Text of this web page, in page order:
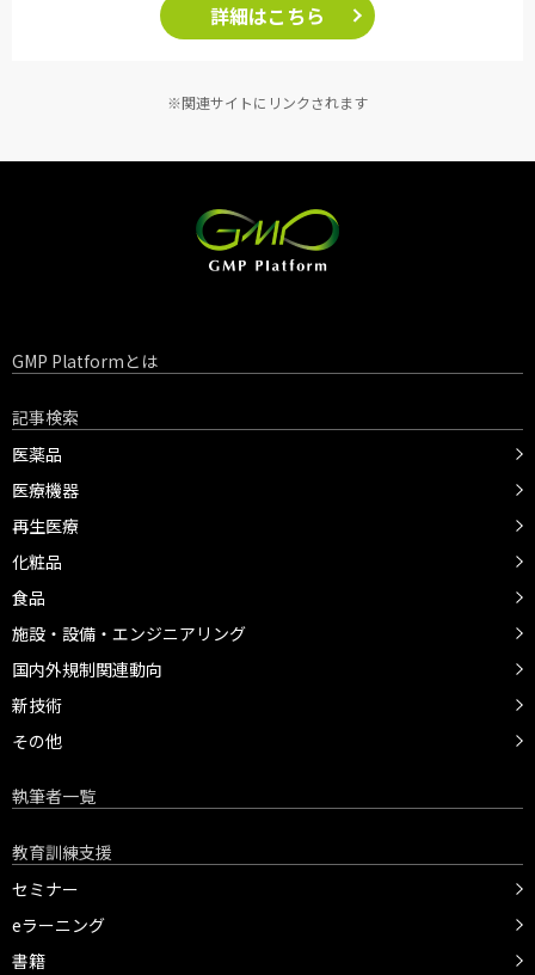
詳細はこちら
※関連サイトにリンクされます
GMP Platformとは
記事検索
医薬品
医療機器
再生医療
化粧品
食品
施設・設備・エンジニアリング
国内外規制関連動向
新技術
その他
執筆者一覧
教育訓練支援
セミナー
eラーニング
書籍